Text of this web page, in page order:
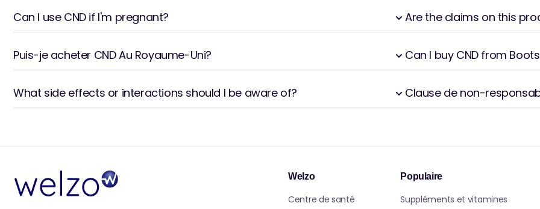
conçus pour les aficionados culinaires. Présentant des friandises artisanales réalisées à l'aide de
méthodes traditionnelles combinées à des saveurs innovantes, ces produits comestibles
promettent des expériences de goût inoubliables.
Ensemble, ces produits soigneusement choisis représentent un équilibre harmonieux entre
domaine respectif.
Can I use CND if I'm pregnant?
Puis-je acheter CND Au Royaume-Uni?
What side effects or interactions should I be aware of?
Are the claims on this
Can I buy CND from
Clause de non-
Welzo
Centre de santé
Populaire
Suppléments et vitamines